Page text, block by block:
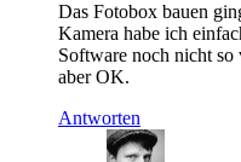
Das Fotobox bauen
Kamera habe ich
Software noch nicht
aber OK.
Antworten